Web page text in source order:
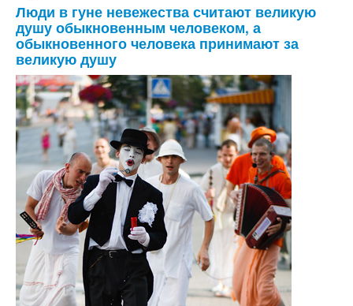
Люди в гуне невежества считают великую
душу обыкновенным человеком, а
обыкновенного человека принимают за
великую душу